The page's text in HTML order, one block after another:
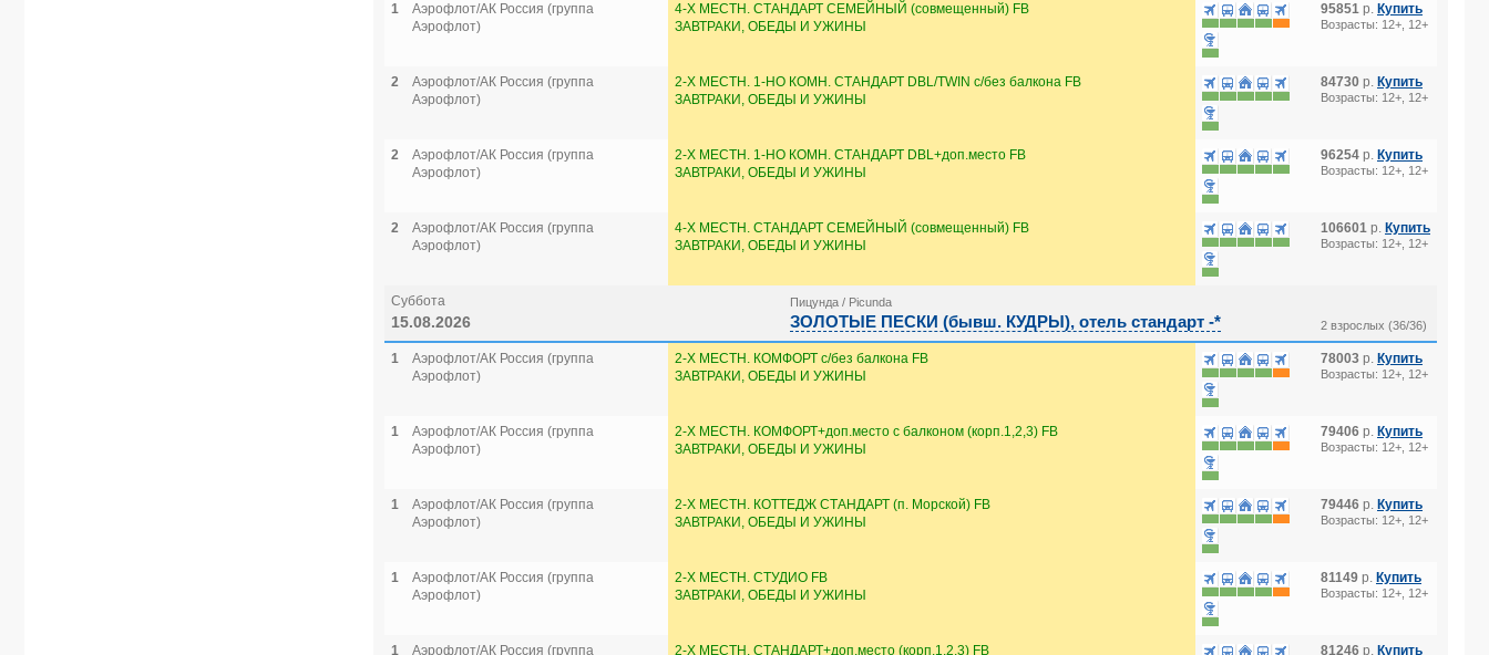
1
Аэрофлот/АК Россия (группа
Аэрофлот)
4-Х МЕСТН. СТАНДАРТ СЕМЕЙНЫЙ (совмещенный) FB
ЗАВТРАКИ, ОБЕДЫ И УЖИНЫ
95851 р. Купить
Возрасты: 12+, 12+
2
Аэрофлот/АК Россия (группа
Аэрофлот)
2-Х МЕСТН. 1-НО КОМН. СТАНДАРТ DBL/TWIN с/без балкона FB
ЗАВТРАКИ, ОБЕДЫ И УЖИНЫ
84730 р. Купить
Возрасты: 12+, 12+
2
Аэрофлот/АК Россия (группа
Аэрофлот)
2-Х МЕСТН. 1-НО КОМН. СТАНДАРТ DBL+доп.место FB
ЗАВТРАКИ, ОБЕДЫ И УЖИНЫ
96254 р. Купить
Возрасты: 12+, 12+
2
Аэрофлот/АК Россия (группа
Аэрофлот)
4-Х МЕСТН. СТАНДАРТ СЕМЕЙНЫЙ (совмещенный) FB
ЗАВТРАКИ, ОБЕДЫ И УЖИНЫ
106601 р. Купить
Возрасты: 12+, 12+
Суббота
15.08.2026
Пицунда / Picunda
ЗОЛОТЫЕ ПЕСКИ (бывш. КУДРЫ), отель стандарт -* 2 взрослых (36/36)
1
Аэрофлот/АК Россия (группа
Аэрофлот)
2-Х МЕСТН. КОМФОРТ с/без балкона FB
ЗАВТРАКИ, ОБЕДЫ И УЖИНЫ
78003 р. Купить
Возрасты: 12+, 12+
1
Аэрофлот/АК Россия (группа
Аэрофлот)
2-Х МЕСТН. КОМФОРТ+доп.место с балконом (корп.1,2,3) FB
ЗАВТРАКИ, ОБЕДЫ И УЖИНЫ
79406 р. Купить
Возрасты: 12+, 12+
1
Аэрофлот/АК Россия (группа
Аэрофлот)
2-Х МЕСТН. КОТТЕДЖ СТАНДАРТ (п. Морской) FB
ЗАВТРАКИ, ОБЕДЫ И УЖИНЫ
79446 р. Купить
Возрасты: 12+, 12+
1
Аэрофлот/АК Россия (группа
Аэрофлот)
2-Х МЕСТН. СТУДИО FB
ЗАВТРАКИ, ОБЕДЫ И УЖИНЫ
81149 р. Купить
Возрасты: 12+, 12+
1 Аэрофлот/АК Россия (группа 2-Х МЕСТН. СТАНДАРТ+доп.место (корп.1,2,3) FB 81246 р. Купить